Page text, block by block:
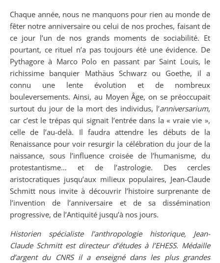
Chaque année, nous ne manquons pour rien au monde de
fêter notre anniversaire ou celui de nos proches, faisant de
ce jour l’un de nos grands moments de sociabilité. Et
pourtant, ce rituel n’a pas toujours été une évidence. De
Pythagore à Marco Polo en passant par Saint Louis, le
richissime banquier Mathäus Schwarz ou Goethe, il a
connu une lente évolution et de nombreux
bouleversements. Ainsi, au Moyen Âge, on se préoccupait
surtout du jour de la mort des individus, l’anniversarium,
car c’est le trépas qui signait l’entrée dans la « vraie vie »,
celle de l’au-delà. Il faudra attendre les débuts de la
Renaissance pour voir resurgir la célébration du jour de la
naissance, sous l’influence croisée de l’humanisme, du
protestantisme… et de l’astrologie. Des cercles
aristocratiques jusqu’aux milieux populaires, Jean‑Claude
Schmitt nous invite à découvrir l’histoire surprenante de
l’invention de l’anniversaire et de sa dissémination
progressive, de l’Antiquité jusqu’à nos jours.
Historien spécialiste l’anthropologie historique, Jean-
Claude Schmitt est directeur d’études à l’EHESS. Médaille
d’argent du CNRS il a enseigné dans les plus grandes